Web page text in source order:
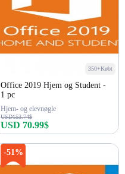
350+Købt
Office 2019 Hjem og Student -
1 pc
Hjem- og elevnøgle
USD153.74$
USD 70.99$
-51%